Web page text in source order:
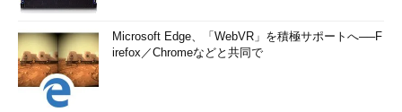
Microsoft Edge、「WebVR」を積極サポートへ──F
irefox／Chromeなどと共同で